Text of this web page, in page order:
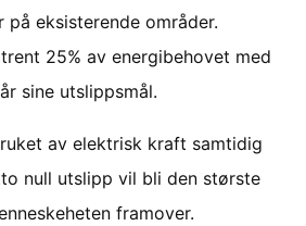
på eksisterende områder.
25% av energibehovet med
sine utslippsmål.
av elektrisk kraft samtidig
null utslipp vil bli den største
framover.